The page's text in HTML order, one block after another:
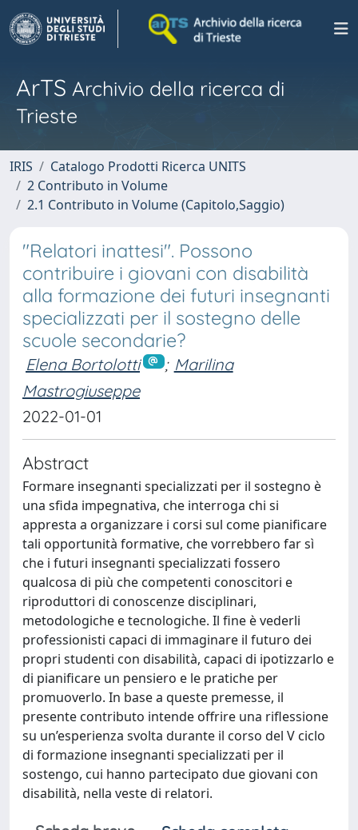
ArTS Archivio della ricerca di
Trieste
IRIS
Catalogo Prodotti Ricerca UNITS
2 Contributo in Volume
2.1 Contributo in Volume (Capitolo,Saggio)
"Relatori inattesi". Possono
contribuire i giovani con disabilità
alla formazione dei futuri insegnanti
specializzati per il sostegno delle
scuole secondarie?
Elena Bortolotti ; Marilina
Mastrogiuseppe
2022-01-01
Abstract
Formare insegnanti specializzati per il sostegno è
una sfida impegnativa, che interroga chi si
appresta a organizzare i corsi sul come pianificare
tali opportunità formative, che vorrebbero far sì
che i futuri insegnanti specializzati fossero
qualcosa di più che competenti conoscitori e
riproduttori di conoscenze disciplinari,
metodologiche e tecnologiche. Il fine è vederli
professionisti capaci di immaginare il futuro dei
propri studenti con disabilità, capaci di ipotizzarlo e
di pianificare un pensiero e le pratiche per
promuoverlo. In base a queste premesse, il
presente contributo intende offrire una riflessione
su un’esperienza svolta durante il corso del V ciclo
di formazione insegnanti specializzati per il
sostengo, cui hanno partecipato due giovani con
disabilità, nella veste di relatori.